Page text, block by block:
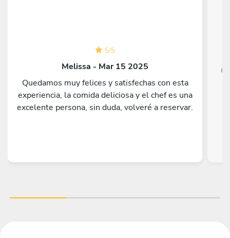
5/5
Melissa - Mar 15 2025
Quedamos muy felices y satisfechas con esta
experiencia, la comida deliciosa y el chef es una
excelente persona, sin duda, volveré a reservar.